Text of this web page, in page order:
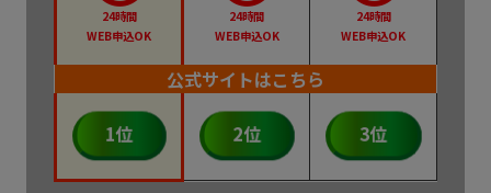
24時間
WEB申込OK
24時間
WEB申込OK
24時間
WEB申込OK
公式サイトはこちら
1位 2位 3位